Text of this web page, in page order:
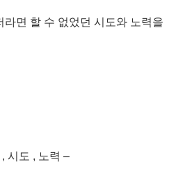
면 할 수 없었던 시도와 노력을
시도 , 노력 –